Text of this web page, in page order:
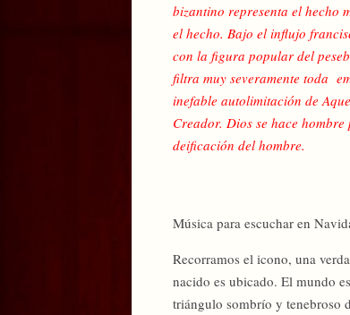
bizantino representa el hecho
el hecho. Bajo el influjo
con la figura popular del
filtra muy severamente toda
inefable autolimitación de
Creador. Dios se hace
deificación del hombre.
Música para escuchar en
Recorramos el icono, una
nacido es ubicado. El mundo
triángulo sombrío y tenebroso